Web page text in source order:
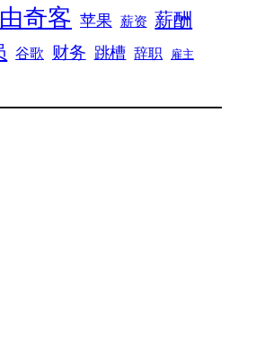
奇客 苹果 薪资 薪酬
谷歌 财务 跳槽 辞职 雇主